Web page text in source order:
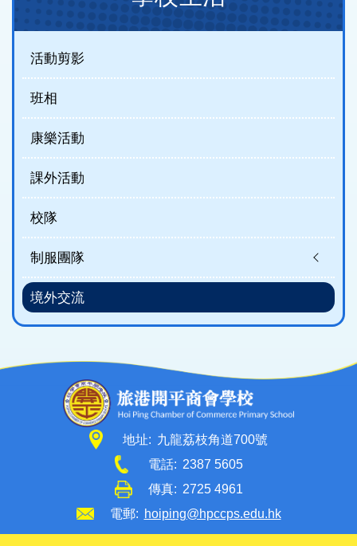
(new)
活動剪影
班相
康樂活動
課外活動
校隊
制服團隊
境外交流
地址: 九龍荔枝角道700號
電話: 2387 5605
傳真: 2725 4961
電郵: hoiping@hpccps.edu.hk